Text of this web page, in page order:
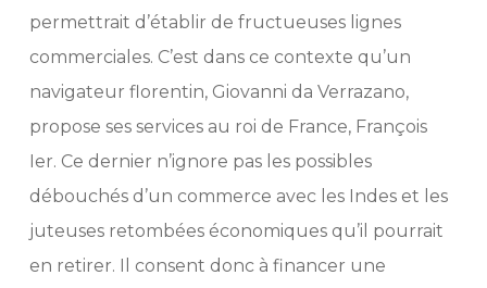
permettrait d’établir de fructueuses lignes
commerciales. C’est dans ce contexte qu’un
navigateur florentin, Giovanni da Verrazano,
propose ses services au roi de France, François
Ier. Ce dernier n’ignore pas les possibles
débouchés d’un commerce avec les Indes et les
juteuses retombées économiques qu’il pourrait
en retirer. Il consent donc à financer une